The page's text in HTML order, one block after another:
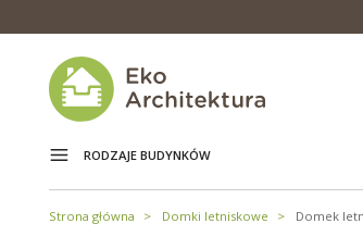
RODZAJE BUDYNKÓW
Strona główna Domki letniskowe Domek